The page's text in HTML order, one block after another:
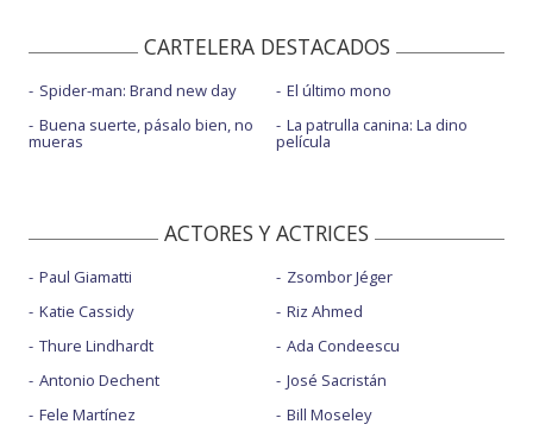
CARTELERA DESTACADOS
Spider-man: Brand new day
Buena suerte, pásalo bien, no
mueras
El último mono
La patrulla canina: La dino
película
ACTORES Y ACTRICES
Paul Giamatti
Katie Cassidy
Thure Lindhardt
Antonio Dechent
Fele Martínez
Zsombor Jéger
Riz Ahmed
Ada Condeescu
José Sacristán
Bill Moseley